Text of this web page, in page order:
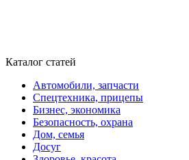
Каталог статей
Автомобили, запчасти
Спецтехника, прицепы
Бизнес, экономика
Безопасность, охрана
Дом, семья
Досуг